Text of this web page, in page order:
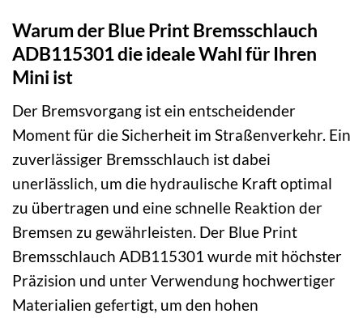
Warum der Blue Print Bremsschlauch
ADB115301 die ideale Wahl für Ihren
Mini ist
Der Bremsvorgang ist ein entscheidender
Moment für die Sicherheit im Straßenverkehr. Ein
zuverlässiger Bremsschlauch ist dabei
unerlässlich, um die hydraulische Kraft optimal
zu übertragen und eine schnelle Reaktion der
Bremsen zu gewährleisten. Der Blue Print
Bremsschlauch ADB115301 wurde mit höchster
Präzision und unter Verwendung hochwertiger
Materialien gefertigt, um den hohen